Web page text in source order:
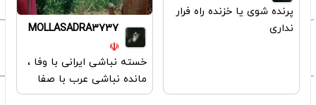
پرنده شوی یا خزنده راه فرار
نداری
MOLLASADRA3737
خسته نباشی ایرانی با وفا ،
مانده نباشی عرب با صفا